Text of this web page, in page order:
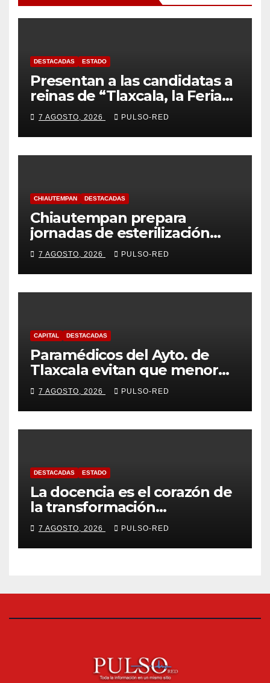
DESTACADAS ESTADO
Presentan a las candidatas a
reinas de “Tlaxcala, la Feria
de Ferias 2026: La Flor
Tlaxcalteca”
7 AGOSTO, 2026 PULSO-RED
CHIAUTEMPAN DESTACADAS
Chiautempan prepara
jornadas de esterilización
para perros y gatos
7 AGOSTO, 2026 PULSO-RED
CAPITAL DESTACADAS
Paramédicos del Ayto. de
Tlaxcala evitan que menor
sufra complicaciones por
hipotermia tras caer en una
cisterna
7 AGOSTO, 2026 PULSO-RED
DESTACADAS ESTADO
La docencia es el corazón de
la transformación
universitaria: Rector de la
UATx
7 AGOSTO, 2026 PULSO-RED